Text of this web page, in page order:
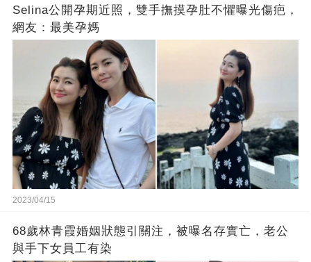
Selina公開孕期近照，雙手撫摸孕肚不懼曝光傷疤，
網友：最美孕媽
2023/04/15
68歲林青霞婚姻狀態引關注，被曝名存實亡，老公
與手下女員工有染